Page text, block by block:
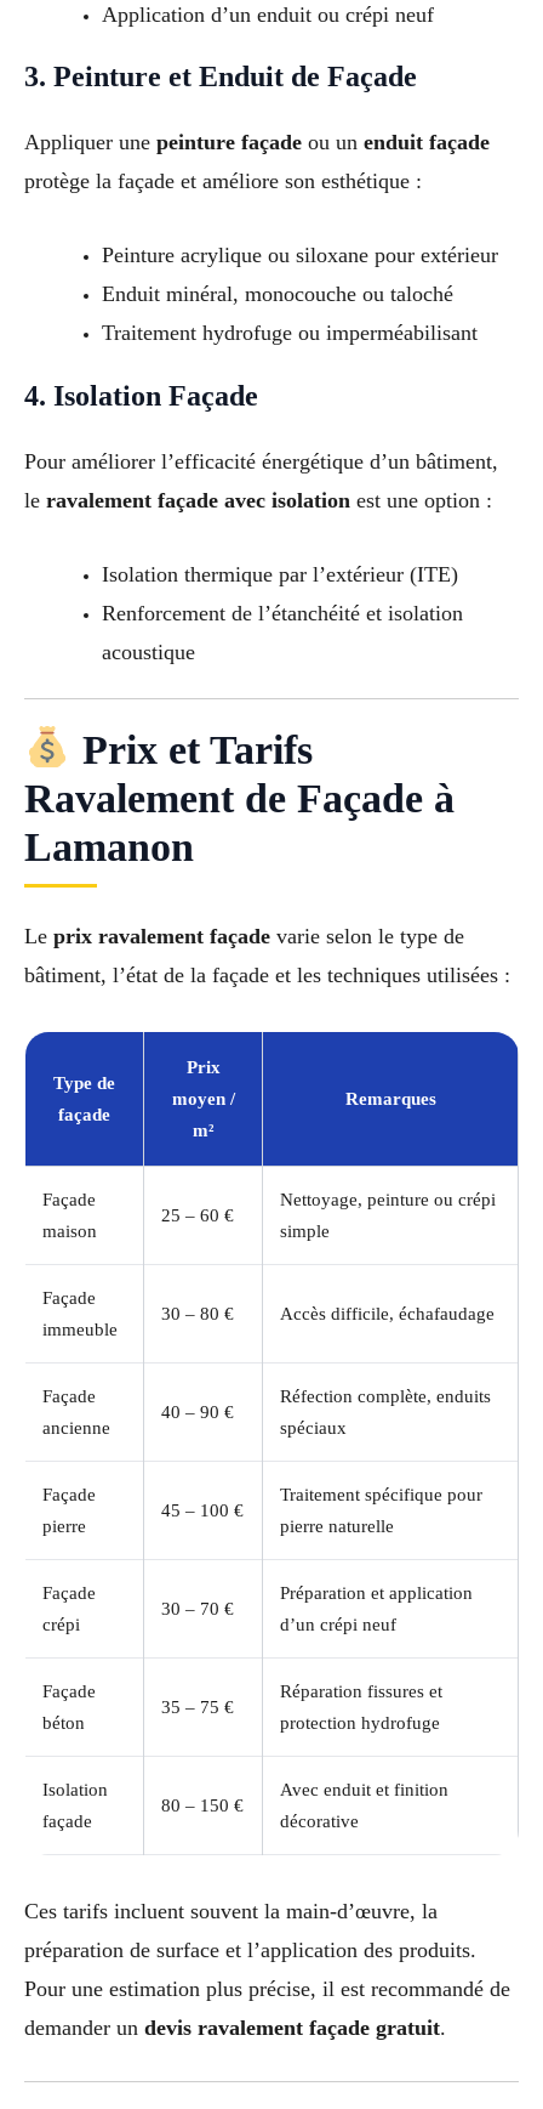
Application d’un enduit ou crépi neuf
3. Peinture et Enduit de Façade
Appliquer une peinture façade ou un enduit façade
protège la façade et améliore son esthétique :
Peinture acrylique ou siloxane pour extérieur
Enduit minéral, monocouche ou taloché
Traitement hydrofuge ou imperméabilisant
4. Isolation Façade
Pour améliorer l’efficacité énergétique d’un bâtiment,
le ravalement façade avec isolation est une option :
Isolation thermique par l’extérieur (ITE)
Renforcement de l’étanchéité et isolation
acoustique
Prix et Tarifs
Ravalement de Façade à
Lamanon
Le prix ravalement façade varie selon le type de
bâtiment, l’état de la façade et les techniques utilisées :
Type de
façade
Prix
moyen /
m²
Remarques
Façade
maison
25 – 60 €
Nettoyage, peinture ou crépi
simple
Façade
immeuble
30 – 80 € Accès difficile, échafaudage
Façade
ancienne
40 – 90 €
Réfection complète, enduits
spéciaux
Façade
pierre
45 – 100 €
Traitement spécifique pour
pierre naturelle
Façade
crépi
30 – 70 €
Préparation et application
d’un crépi neuf
Façade
béton
35 – 75 €
Réparation fissures et
protection hydrofuge
Isolation
façade
80 – 150 €
Avec enduit et finition
décorative
Ces tarifs incluent souvent la main-d’œuvre, la
préparation de surface et l’application des produits.
Pour une estimation plus précise, il est recommandé de
demander un devis ravalement façade gratuit.